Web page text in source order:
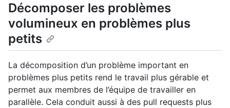
Décomposer les problèmes
volumineux en problèmes plus
petits
La décomposition d’un problème important en
problèmes plus petits rend le travail plus gérable et
permet aux membres de l’équipe de travailler en
parallèle. Cela conduit aussi à des pull requests plus